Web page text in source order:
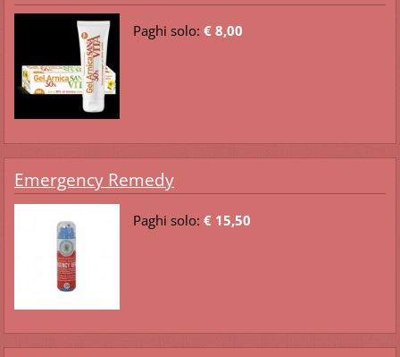
Paghi solo: € 8,00
Emergency Remedy
Paghi solo: € 15,50